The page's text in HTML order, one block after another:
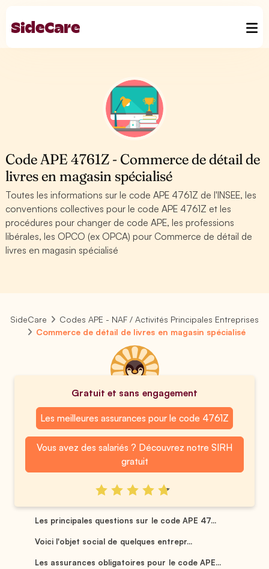
Code APE 4761Z - Commerce de détail de
livres en magasin spécialisé
Toutes les informations sur le code APE 4761Z de l'INSEE, les
conventions collectives pour le code APE 4761Z et les
procédures pour changer de code APE, les professions
libérales, les OPCO (ex OPCA) pour Commerce de détail de
livres en magasin spécialisé
SideCare
Codes APE - NAF / Activités Principales Entreprises
Commerce de détail de livres en magasin spécialisé
Gratuit et sans engagement
Les meilleures assurances pour le code 4761Z
Vous avez des salariés ? Découvrez notre SIRH
gratuit
Les principales questions sur le code APE 47...
Voici l'objet social de quelques entrepr...
Les assurances obligatoires pour le code APE...